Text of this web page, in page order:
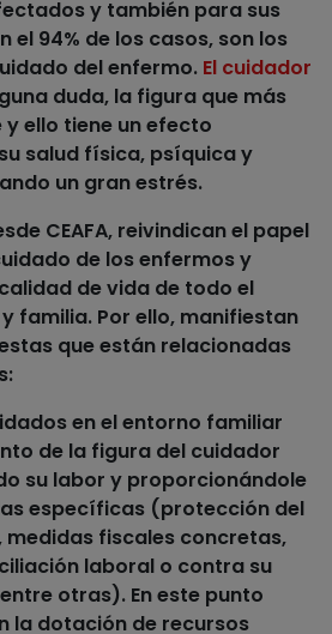
y también para sus
el 94% de los casos, son los
del enfermo. El cuidador
duda, la figura que más
ello tiene un efecto
salud física, psíquica y
un gran estrés.
CEAFA, reivindican el papel
de los enfermos y
de vida de todo el
familia. Por ello, manifiestan
que están relacionadas
en el entorno familiar
de la figura del cuidador
su labor y proporcionándole
específicas (protección del
fiscales concretas,
laboral o contra su
otras). En este punto
la dotación de recursos